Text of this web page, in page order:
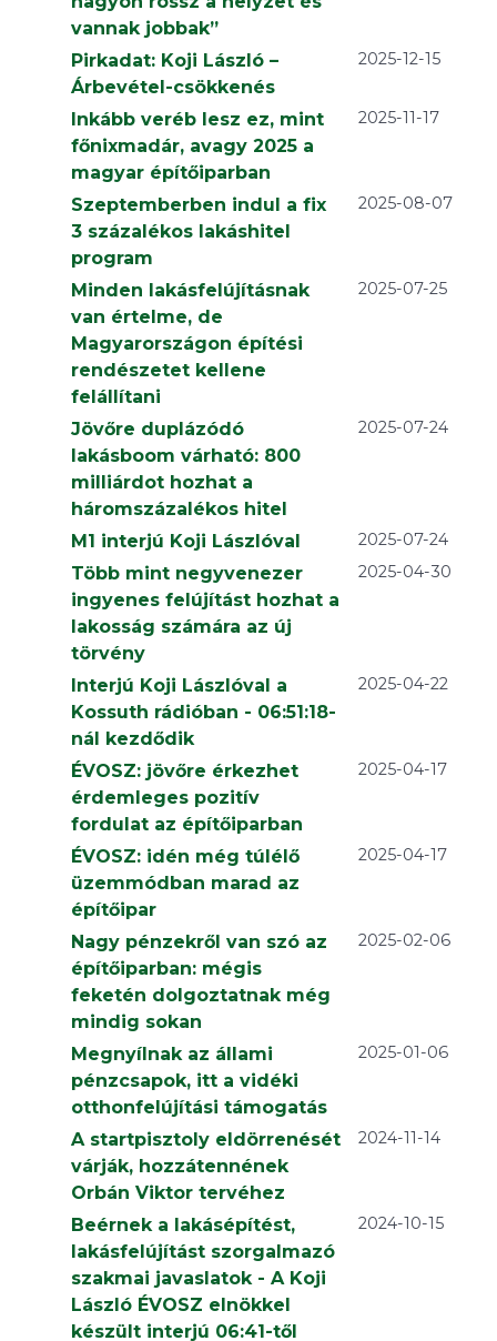
vannak jobbak”
Pirkadat: Koji László –
Árbevétel-csökkenés
2025-12-15
Inkább veréb lesz ez, mint
főnixmadár, avagy 2025 a
magyar építőiparban
2025-11-17
Szeptemberben indul a fix
3 százalékos lakáshitel
program
2025-08-07
Minden lakásfelújításnak
van értelme, de
Magyarországon építési
rendészetet kellene
felállítani
2025-07-25
Jövőre duplázódó
lakásboom várható: 800
milliárdot hozhat a
háromszázalékos hitel
2025-07-24
M1 interjú Koji Lászlóval 2025-07-24
Több mint negyvenezer
ingyenes felújítást hozhat a
lakosság számára az új
törvény
2025-04-30
Interjú Koji Lászlóval a
Kossuth rádióban - 06:51:18-
nál kezdődik
2025-04-22
ÉVOSZ: jövőre érkezhet
érdemleges pozitív
fordulat az építőiparban
2025-04-17
ÉVOSZ: idén még túlélő
üzemmódban marad az
építőipar
2025-04-17
Nagy pénzekről van szó az
építőiparban: mégis
feketén dolgoztatnak még
mindig sokan
2025-02-06
Megnyílnak az állami
pénzcsapok, itt a vidéki
otthonfelújítási támogatás
2025-01-06
A startpisztoly eldörrenését
várják, hozzátennének
Orbán Viktor tervéhez
2024-11-14
Beérnek a lakásépítést,
lakásfelújítást szorgalmazó
szakmai javaslatok - A Koji
László ÉVOSZ elnökkel
készült interjú 06:41-től
2024-10-15